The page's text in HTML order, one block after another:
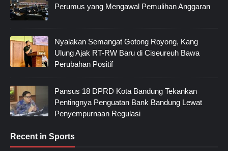
Perumus yang Mengawal Pemulihan Anggaran
Nyalakan Semangat Gotong Royong, Kang
Ulung Ajak RT-RW Baru di Ciseureuh Bawa
Perubahan Positif
Pansus 18 DPRD Kota Bandung Tekankan
Pentingnya Penguatan Bank Bandung Lewat
Penyempurnaan Regulasi
Recent in Sports